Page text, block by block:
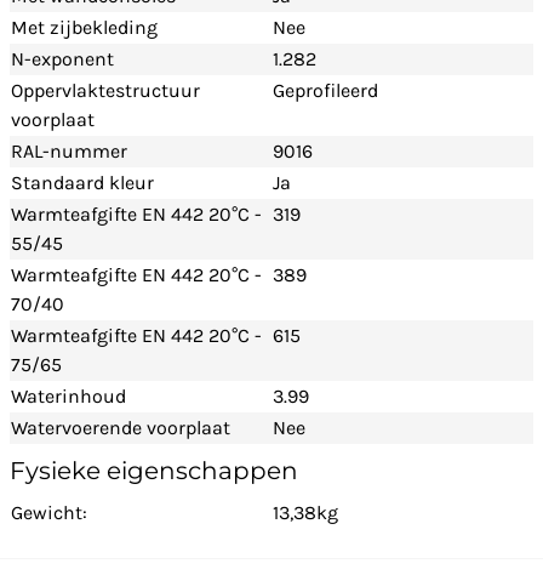
Met zijbekleding
Nee
N-exponent
1.282
Oppervlaktestructuur
voorplaat
Geprofileerd
RAL-nummer
9016
Standaard kleur
Ja
Warmteafgifte EN 442 20°C -
55/45
319
Warmteafgifte EN 442 20°C -
70/40
389
Warmteafgifte EN 442 20°C -
75/65
615
Waterinhoud
3.99
Watervoerende voorplaat
Nee
Fysieke eigenschappen
Gewicht: 13,38kg